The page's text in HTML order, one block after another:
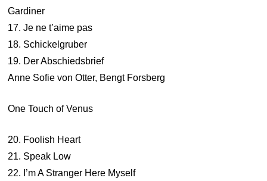
Gardiner
17. Je ne t’aime pas
18. Schickelgruber
19. Der Abschiedsbrief
Anne Sofie von Otter, Bengt Forsberg
One Touch of Venus
20. Foolish Heart
21. Speak Low
22. I’m A Stranger Here Myself